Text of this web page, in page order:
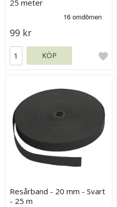
25 meter
99 kr
KÖP
Resårband - 20 mm - Svart
- 25 m